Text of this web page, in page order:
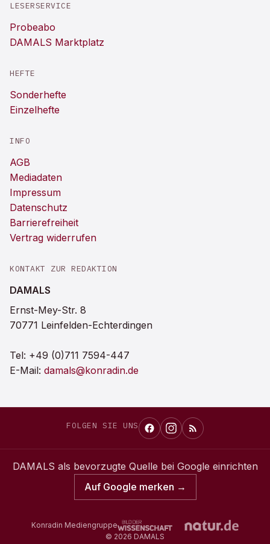
LESERSERVICE
Probeabo
DAMALS Marktplatz
HEFTE
Sonderhefte
Einzelhefte
INFO
AGB
Mediadaten
Impressum
Datenschutz
Barrierefreiheit
Vertrag widerrufen
KONTAKT ZUR REDAKTION
DAMALS
Ernst-Mey-Str. 8
70771 Leinfelden-Echterdingen
Tel: +49 (0)711 7594-447
E-Mail: damals@konradin.de
FOLGEN SIE UNS
DAMALS als bevorzugte Quelle bei Google einrichten
Auf Google merken →
Konradin Mediengruppe
© 2026 DAMALS